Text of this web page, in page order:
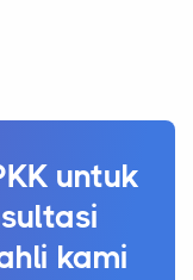
untuk
kami